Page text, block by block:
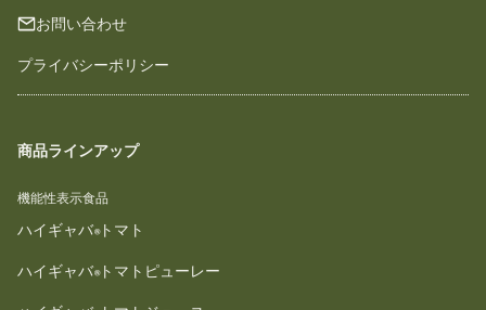
お問い合わせ
プライバシーポリシー
商品ラインアップ
機能性表示食品
ハイギャバ トマト
ハイギャバ トマトピューレー